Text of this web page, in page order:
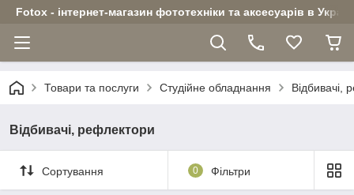
Fotox - інтернет-магазин фототехніки та аксесуарів в
Товари та послуги Студійне обладнання Відбивачі,
Відбивачі, рефлектори
Сортування 0 Фільтри